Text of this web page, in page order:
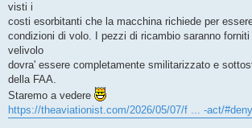
visti i
costi esorbitanti che la macchina richiede per
condizioni di volo. I pezzi di ricambio saranno forniti
velivolo
dovra' essere completamente smilitarizzato e
della FAA.
Staremo a vedere
https://theaviationist.com/2026/05/07/f ... -act/#deny